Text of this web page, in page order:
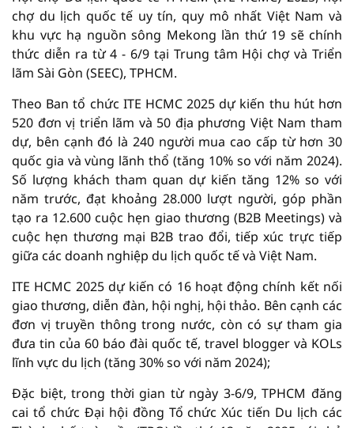
chợ du lịch quốc tế uy tín, quy mô nhất Việt Nam và
khu vực hạ nguồn sông Mekong lần thứ 19 sẽ chính
thức diễn ra từ 4 - 6/9 tại Trung tâm Hội chợ và Triển
lãm Sài Gòn (SEEC), TPHCM.
Theo Ban tổ chức ITE HCMC 2025 dự kiến thu hút hơn
520 đơn vị triển lãm và 50 địa phương Việt Nam tham
dự, bên cạnh đó là 240 người mua cao cấp từ hơn 30
quốc gia và vùng lãnh thổ (tăng 10% so với năm 2024).
Số lượng khách tham quan dự kiến tăng 12% so với
năm trước, đạt khoảng 28.000 lượt người, góp phần
tạo ra 12.600 cuộc hẹn giao thương (B2B Meetings) và
cuộc hẹn thương mại B2B trao đổi, tiếp xúc trực tiếp
giữa các doanh nghiệp du lịch quốc tế và Việt Nam.
ITE HCMC 2025 dự kiến có 16 hoạt động chính kết nối
giao thương, diễn đàn, hội nghị, hội thảo. Bên cạnh các
đơn vị truyền thông trong nước, còn có sự tham gia
đưa tin của 60 báo đài quốc tế, travel blogger và KOLs
lĩnh vực du lịch (tăng 30% so với năm 2024);
Đặc biệt, trong thời gian từ ngày 3-6/9, TPHCM đăng
cai tổ chức Đại hội đồng Tổ chức Xúc tiến Du lịch các